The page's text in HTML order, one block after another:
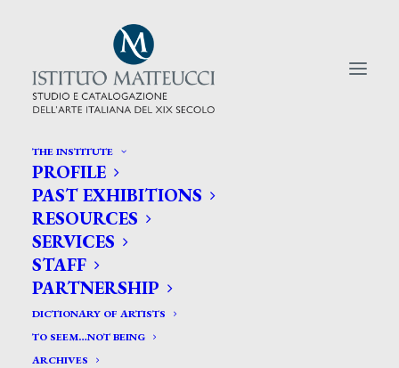
THE INSTITUTE
PROFILE
PAST EXHIBITIONS
RESOURCES
SERVICES
STAFF
PARTNERSHIP
DICTIONARY OF ARTISTS
TO SEEM…NOT BEING
ARCHIVES
CERCA TRA GLI ARTISTI:
Search
for: